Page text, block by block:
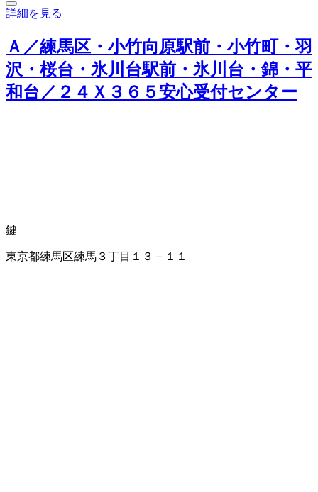
詳細を見る
Ａ／練馬区・小竹向原駅前・小竹町・羽
沢・桜台・氷川台駅前・氷川台・錦・平
和台／２４Ｘ３６５安心受付センター
鍵
東京都練馬区練馬３丁目１３－１１